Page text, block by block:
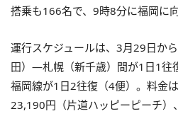
搭乗も166名で、9時8分に福岡に
運行スケジュールは、3月29日か
田）―札幌（新千歳）間が1日1
福岡線が1日2往復（4便）。料金
23,190円（片道ハッピーピーチ